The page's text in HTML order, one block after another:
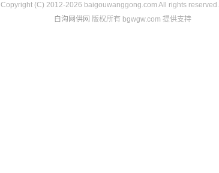
Copyright (C) 2012-2026 baigouwanggong.com All rights reserved.
白沟网供网 版权所有 bgwgw.com 提供支持